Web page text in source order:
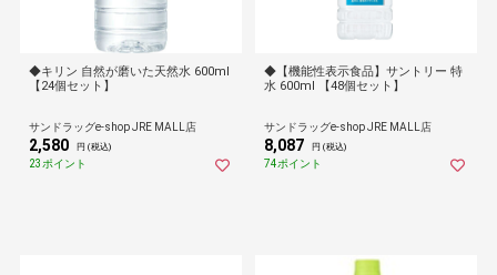
◆キリン 自然が磨いた天然水 600ml
【24個セット】
サンドラッグe-shop JRE MALL店
2,580 円 (税込)
23ポイント
◆【機能性表示食品】サントリー 特
水 600ml 【48個セット】
サンドラッグe-shop JRE MALL店
8,087 円 (税込)
74ポイント